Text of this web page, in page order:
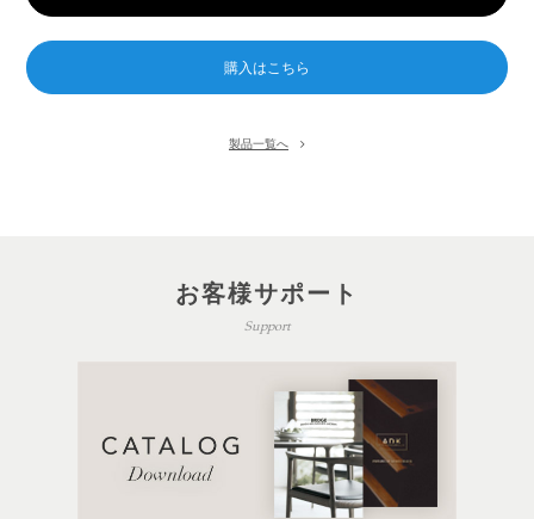
製品一覧へ
お客様サポート
Support